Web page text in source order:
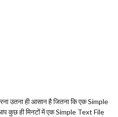
उतना ही आसान है जितना कि एक Simple
कुछ ही मिनटों में एक Simple Text File